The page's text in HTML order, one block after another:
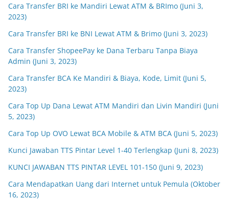
Cara Transfer BRI ke Mandiri Lewat ATM & BRImo (Juni 3,
2023)
Cara Transfer BRI ke BNI Lewat ATM & Brimo (Juni 3, 2023)
Cara Transfer ShopeePay ke Dana Terbaru Tanpa Biaya
Admin (Juni 3, 2023)
Cara Transfer BCA Ke Mandiri & Biaya, Kode, Limit (Juni 5,
2023)
Cara Top Up Dana Lewat ATM Mandiri dan Livin Mandiri (Juni
5, 2023)
Cara Top Up OVO Lewat BCA Mobile & ATM BCA (Juni 5, 2023)
Kunci Jawaban TTS Pintar Level 1-40 Terlengkap (Juni 8, 2023)
KUNCI JAWABAN TTS PINTAR LEVEL 101-150 (Juni 9, 2023)
Cara Mendapatkan Uang dari Internet untuk Pemula (Oktober
16, 2023)